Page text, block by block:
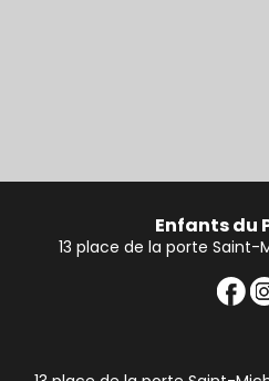
Enfants du
13 place de la porte Saint-